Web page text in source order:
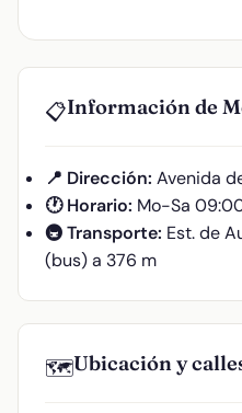
📋Información de
📍 Dirección: Avenida
🕐 Horario: Mo-Sa
🚇 Transporte: Est. de
(bus) a 376 m
🗺️Ubicación y